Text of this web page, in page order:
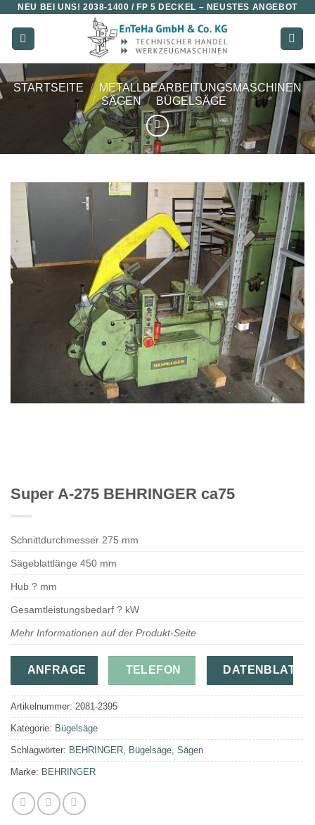
Zum
Inhalt
springen
NEU BEI UNS!2038-1400 / FP 5 DECKEL – NEUSTES ANGEBOT
STARTSEITE /
METALLBEARBEITUNGSMASCHINEN
/ SÄGEN / BÜGELSÄGE
Super A-275 BEHRINGER ca75
Schnittdurchmesser 275 mm
Sägeblattlänge 450 mm
Hub ? mm
Gesamtleistungsbedarf ? kW
Mehr Informationen auf der Produkt-Seite
ANFRAGE TELEFON DATENBLATT
Artikelnummer: 2081-2395
Kategorie: Bügelsäge
Schlagwörter: BEHRINGER, Bügelsäge, Sägen
Marke: BEHRINGER